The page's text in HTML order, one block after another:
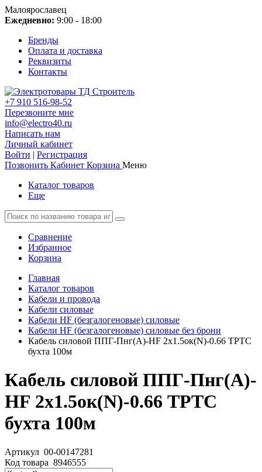
Малоярославец
Ежедневно: 9:00 - 18:00
Бренды
Оплата и доставка
Реквизиты
Контакты
+7 910 516-98-52
Перезвоните мне
info@electro40.ru
Написать нам
Личный кабинет
Войти | Регистрация
Позвонить Кабинет Корзина Меню
Каталог товаров
Еще
Сравнение
Избранное
Корзина
Главная
Каталог товаров
Кабели и провода
Кабели силовые
Кабели HF (безгалогеновые) силовые
Кабели HF (безгалогеновые) силовые без брони
Кабель силовой ППГ-Пнг(A)-HF 2х1.5ок(N)-0.66 ТРТС
бухта 100м
Кабель силовой ППГ-Пнг(A)-
HF 2х1.5ок(N)-0.66 ТРТС
бухта 100м
Артикул 00-00147281
Код товара 8946555